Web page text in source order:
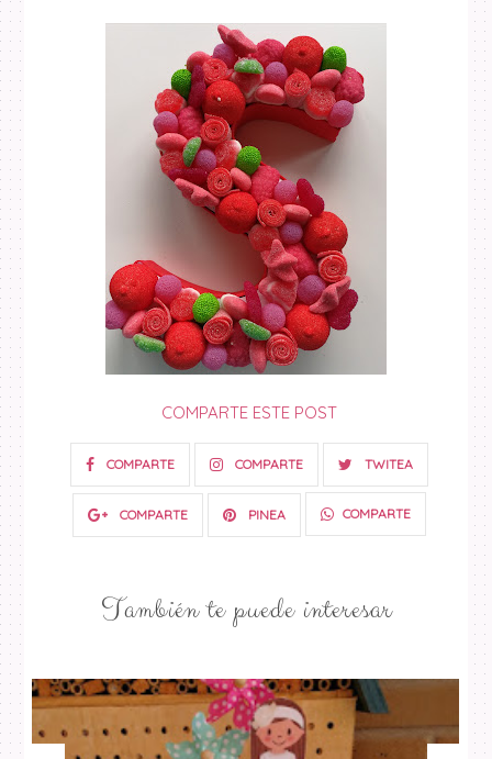
COMPARTE ESTE POST
COMPARTE COMPARTE TWITEA
COMPARTE PINEA COMPARTE
También te puede interesar